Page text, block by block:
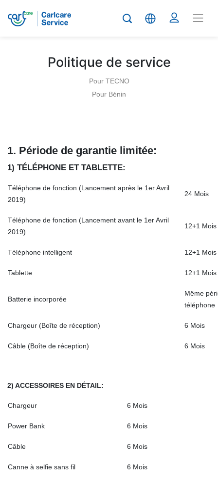
Politique de service
Pour TECNO
Pour Bénin
1. Période de garantie limitée:
1) TÉLÉPHONE ET TABLETTE:
Téléphone de fonction (Lancement après le 1er Avril
2019)
24 Mois
Téléphone de fonction (Lancement avant le 1er Avril
2019)
12+1 Mois
Téléphone intelligent 12+1 Mois
Tablette 12+1 Mois
Batterie incorporée
Même
téléphone
Chargeur (Boîte de réception) 6 Mois
Câble (Boîte de réception) 6 Mois
2) ACCESSOIRES EN DÉTAIL:
Chargeur 6 Mois
Power Bank 6 Mois
Câble 6 Mois
Canne à selfie sans fil 6 Mois